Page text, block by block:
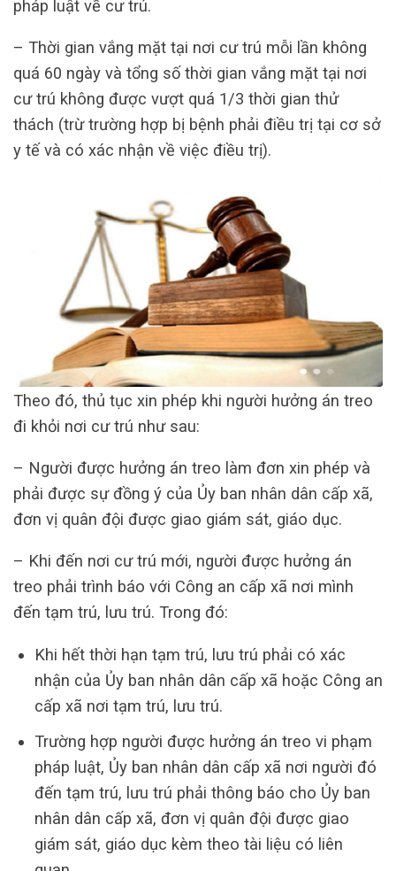
pháp luật về cư trú.
– Thời gian vắng mặt tại nơi cư trú mỗi lần không
quá 60 ngày và tổng số thời gian vắng mặt tại nơi
cư trú không được vượt quá 1/3 thời gian thử
thách (trừ trường hợp bị bệnh phải điều trị tại cơ sở
y tế và có xác nhận về việc điều trị).
Theo đó, thủ tục xin phép khi người hưởng án treo
đi khỏi nơi cư trú như sau:
– Người được hưởng án treo làm đơn xin phép và
phải được sự đồng ý của Ủy ban nhân dân cấp xã,
đơn vị quân đội được giao giám sát, giáo dục.
– Khi đến nơi cư trú mới, người được hưởng án
treo phải trình báo với Công an cấp xã nơi mình
đến tạm trú, lưu trú. Trong đó:
Khi hết thời hạn tạm trú, lưu trú phải có xác
nhận của Ủy ban nhân dân cấp xã hoặc Công an
cấp xã nơi tạm trú, lưu trú.
Trường hợp người được hưởng án treo vi phạm
pháp luật, Ủy ban nhân dân cấp xã nơi người đó
đến tạm trú, lưu trú phải thông báo cho Ủy ban
nhân dân cấp xã, đơn vị quân đội được giao
giám sát, giáo dục kèm theo tài liệu có liên